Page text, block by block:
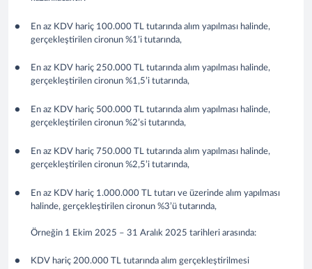
En az KDV hariç 100.000 TL tutarında alım yapılması halinde,
gerçekleştirilen cironun %1’i tutarında,
En az KDV hariç 250.000 TL tutarında alım yapılması halinde,
gerçekleştirilen cironun %1,5’i tutarında,
En az KDV hariç 500.000 TL tutarında alım yapılması halinde,
gerçekleştirilen cironun %2’si tutarında,
En az KDV hariç 750.000 TL tutarında alım yapılması halinde,
gerçekleştirilen cironun %2,5’i tutarında,
En az KDV hariç 1.000.000 TL tutarı ve üzerinde alım yapılması
halinde, gerçekleştirilen cironun %3’ü tutarında,
Örneğin 1 Ekim 2025 – 31 Aralık 2025 tarihleri arasında:
KDV hariç 200.000 TL tutarında alım gerçekleştirilmesi